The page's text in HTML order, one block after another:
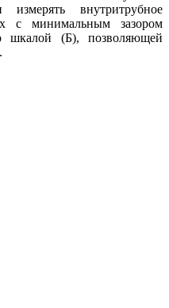
внутритрубное
с минимальным зазором
шкалой (Б), позволяющей